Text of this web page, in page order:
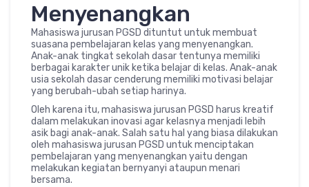
Menyenangkan
Mahasiswa jurusan PGSD dituntut untuk membuat
suasana pembelajaran kelas yang menyenangkan.
Anak-anak tingkat sekolah dasar tentunya memiliki
berbagai karakter unik ketika belajar di kelas. Anak-anak
usia sekolah dasar cenderung memiliki motivasi belajar
yang berubah-ubah setiap harinya.
Oleh karena itu, mahasiswa jurusan PGSD harus kreatif
dalam melakukan inovasi agar kelasnya menjadi lebih
asik bagi anak-anak. Salah satu hal yang biasa dilakukan
oleh mahasiswa jurusan PGSD untuk menciptakan
pembelajaran yang menyenangkan yaitu dengan
melakukan kegiatan bernyanyi ataupun menari
bersama.